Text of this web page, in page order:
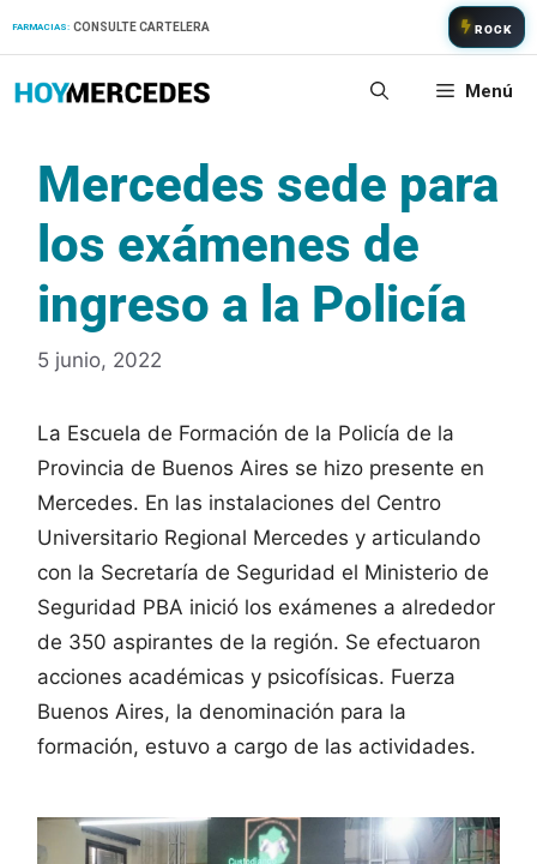
FARMACIAS: CONSULTE CARTELERA ROCK
Menú
Mercedes sede para
los exámenes de
ingreso a la Policía
5 junio, 2022
La Escuela de Formación de la Policía de la
Provincia de Buenos Aires se hizo presente en
Mercedes. En las instalaciones del Centro
Universitario Regional Mercedes y articulando
con la Secretaría de Seguridad el Ministerio de
Seguridad PBA inició los exámenes a alrededor
de 350 aspirantes de la región. Se efectuaron
acciones académicas y psicofísicas. Fuerza
Buenos Aires, la denominación para la
formación, estuvo a cargo de las actividades.